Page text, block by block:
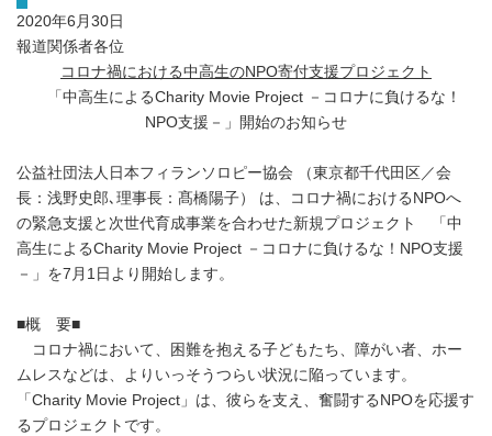
2020年6月30日
報道関係者各位
コロナ禍における中高生のNPO寄付支援プロジェクト
「中高生によるCharity Movie Project －コロナに負けるな！
NPO支援－」開始のお知らせ
公益社団法人日本フィランソロピー協会 （東京都千代田区／会
長：浅野史郎､理事長：髙橋陽子） は、コロナ禍におけるNPOへ
の緊急支援と次世代育成事業を合わせた新規プロジェクト 「中
高生によるCharity Movie Project －コロナに負けるな！NPO支援
－」を7月1日より開始します。
■概 要■
コロナ禍において、困難を抱える子どもたち、障がい者、ホー
ムレスなどは、よりいっそうつらい状況に陥っています。
「Charity Movie Project」は、彼らを支え、奮闘するNPOを応援す
るプロジェクトです。